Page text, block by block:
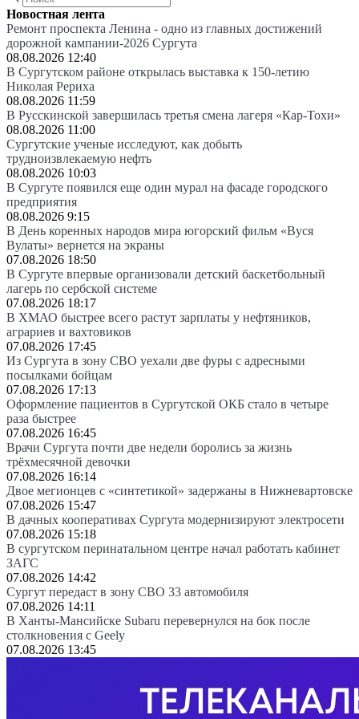
Новостная лента
Ремонт проспекта Ленина - одно из главных достижений
дорожной кампании-2026 Сургута
08.08.2026 12:40
В Сургутском районе открылась выставка к 150-летию
Николая Рериха
08.08.2026 11:59
В Русскинской завершилась третья смена лагеря «Кар-Тохи»
08.08.2026 11:00
Сургутские ученые исследуют, как добыть
трудноизвлекаемую нефть
08.08.2026 10:03
В Сургуте появился еще один мурал на фасаде городского
предприятия
08.08.2026 9:15
В День коренных народов мира югорский фильм «Вуся
Вулаты» вернется на экраны
07.08.2026 18:50
В Сургуте впервые организовали детский баскетбольный
лагерь по сербской системе
07.08.2026 18:17
В ХМАО быстрее всего растут зарплаты у нефтяников,
аграриев и вахтовиков
07.08.2026 17:45
Из Сургута в зону СВО уехали две фуры с адресными
посылками бойцам
07.08.2026 17:13
Оформление пациентов в Сургутской ОКБ стало в четыре
раза быстрее
07.08.2026 16:45
Врачи Сургута почти две недели боролись за жизнь
трёхмесячной девочки
07.08.2026 16:14
Двое мегионцев с «синтетикой» задержаны в Нижневартовске
07.08.2026 15:47
В дачных кооперативах Сургута модернизируют электросети
07.08.2026 15:18
В сургутском перинатальном центре начал работать кабинет
ЗАГС
07.08.2026 14:42
Сургут передаст в зону СВО 33 автомобиля
07.08.2026 14:11
В Ханты-Мансийске Subaru перевернулся на бок после
столкновения с Geely
07.08.2026 13:45